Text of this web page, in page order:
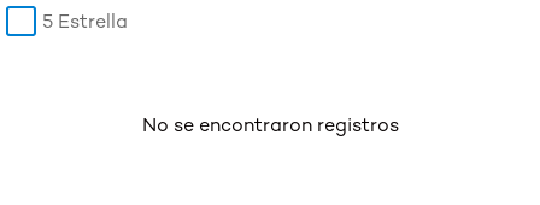
5 Estrella
No se encontraron registros